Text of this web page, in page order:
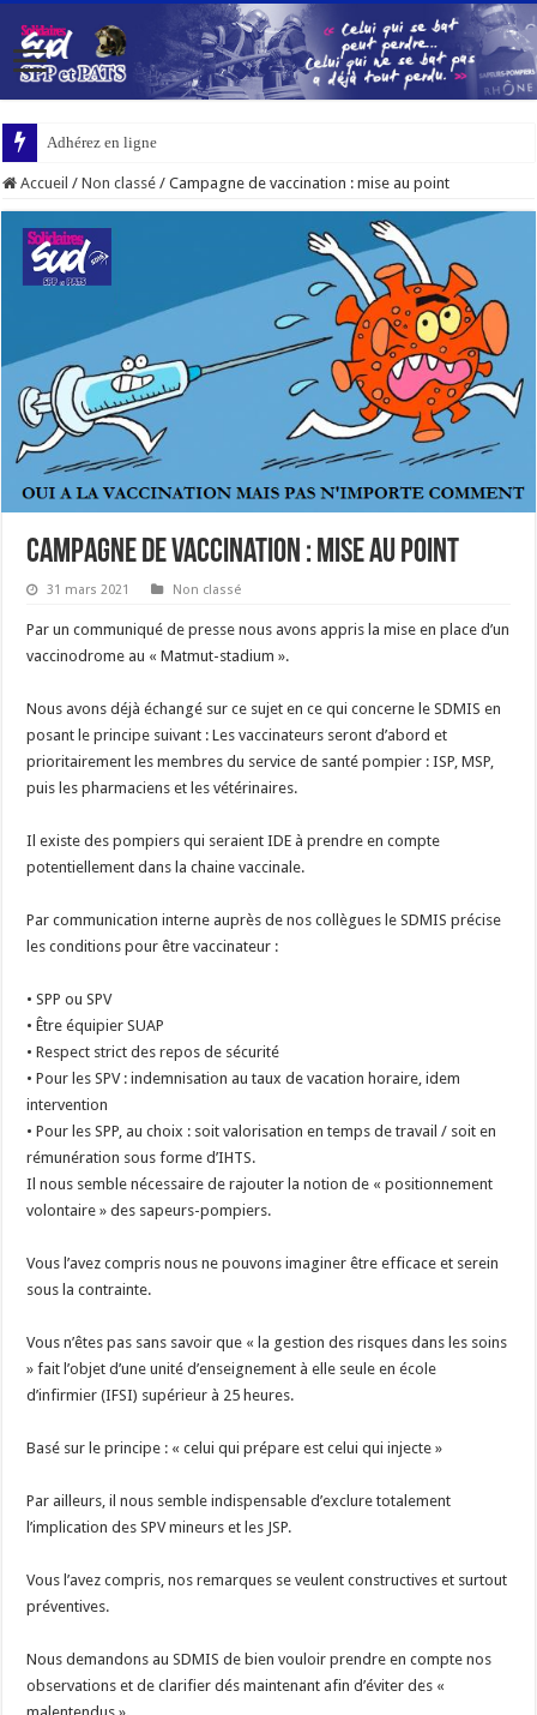
Adhérez en ligne
Accueil / Non classé / Campagne de vaccination : mise au point
Campagne de vaccination : mise au point
31 mars 2021 Non classé
Par un communiqué de presse nous avons appris la mise en place d’un
vaccinodrome au « Matmut-stadium ».
Nous avons déjà échangé sur ce sujet en ce qui concerne le SDMIS en
posant le principe suivant : Les vaccinateurs seront d’abord et
prioritairement les membres du service de santé pompier : ISP, MSP,
puis les pharmaciens et les vétérinaires.
Il existe des pompiers qui seraient IDE à prendre en compte
potentiellement dans la chaine vaccinale.
Par communication interne auprès de nos collègues le SDMIS précise
les conditions pour être vaccinateur :
• SPP ou SPV
• Être équipier SUAP
• Respect strict des repos de sécurité
• Pour les SPV : indemnisation au taux de vacation horaire, idem
intervention
• Pour les SPP, au choix : soit valorisation en temps de travail / soit en
rémunération sous forme d’IHTS.
Il nous semble nécessaire de rajouter la notion de « positionnement
volontaire » des sapeurs-pompiers.
Vous l’avez compris nous ne pouvons imaginer être efficace et serein
sous la contrainte.
Vous n’êtes pas sans savoir que « la gestion des risques dans les soins
» fait l’objet d’une unité d’enseignement à elle seule en école
d’infirmier (IFSI) supérieur à 25 heures.
Basé sur le principe : « celui qui prépare est celui qui injecte »
Par ailleurs, il nous semble indispensable d’exclure totalement
l’implication des SPV mineurs et les JSP.
Vous l’avez compris, nos remarques se veulent constructives et surtout
préventives.
Nous demandons au SDMIS de bien vouloir prendre en compte nos
observations et de clarifier dés maintenant afin d’éviter des «